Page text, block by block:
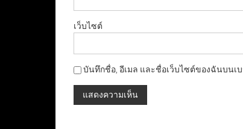
เว็บไซต์
บันทึกชื่อ, อีเมล และชื่อเว็บไซต์ของฉันบนเ